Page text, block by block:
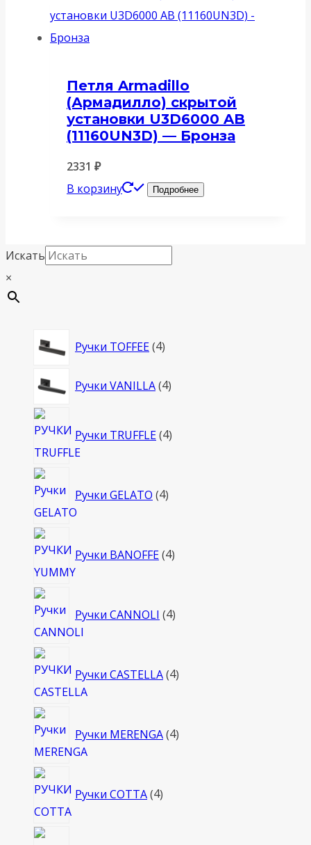
Петля Armadillo
(Армадилло) скрытой
установки U3D6000 AB
(11160UN3D) — Бронза
2331 ₽
В корзину
Подробнее
Искать
×
Ручки TOFFEE 44
Ручки VANILLA 44
Ручки TRUFFLE 4товара
Ручки GELATO 4товара
Ручки BANOFFE 4товара
Ручки CANNOLI 4товара
Ручки CASTELLA 4товара
Ручки MERENGA 4товара
Ручки COTTA 4товара